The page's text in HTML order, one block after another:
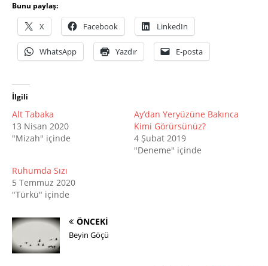
Bunu paylaş:
X Facebook LinkedIn
WhatsApp Yazdır E-posta
İlgili
Alt Tabaka
13 Nisan 2020
"Mizah" içinde
Ay’dan Yeryüzüne Bakınca
Kimi Görürsünüz?
4 Şubat 2019
"Deneme" içinde
Ruhumda Sızı
5 Temmuz 2020
"Türkü" içinde
ÖNCEKI
Beyin Göçü